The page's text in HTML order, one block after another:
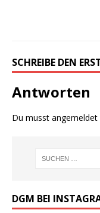
SCHREIBE DEN
Antworten
Du musst angemeldet
DGM BEI